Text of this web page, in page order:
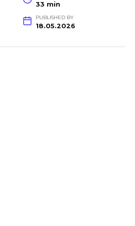
33 min
PUBLISHED BY
18.05.2026